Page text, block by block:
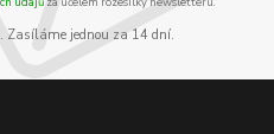
Zasíláme jednou za 14 dní.